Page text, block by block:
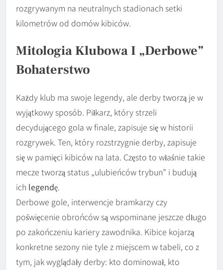
rozgrywanym na neutralnych stadionach setki
kilometrów od domów kibiców.
Mitologia Klubowa I „derbowe”
Bohaterstwo
Każdy klub ma swoje legendy, ale derby tworzą je w
wyjątkowy sposób. Piłkarz, który strzeli
decydującego gola w finale, zapisuje się w historii
rozgrywek. Ten, który rozstrzygnie derby, zapisuje
się w pamięci kibiców na lata. Często to właśnie takie
mecze tworzą status „ulubieńców trybun” i budują
ich legendę.
Derbowe gole, interwencje bramkarzy czy
poświęcenie obrońców są wspominane jeszcze długo
po zakończeniu kariery zawodnika. Kibice kojarzą
konkretne sezony nie tyle z miejscem w tabeli, co z
tym, jak wyglądały derby: kto dominował, kto